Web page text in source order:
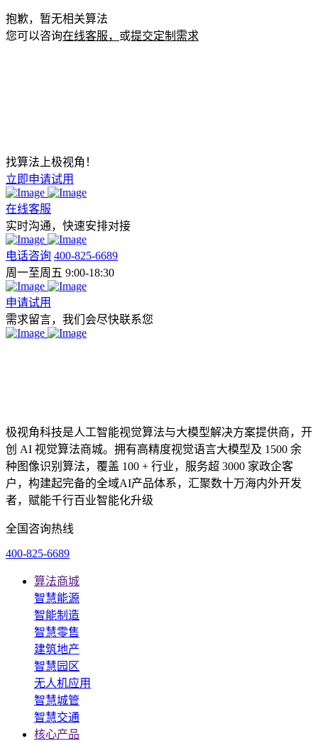
抱歉，暂无相关算法
您可以咨询在线客服， 或提交定制需求
找算法上极视角！
立即申请试用
在线客服
实时沟通，快速安排对接
电话咨询 400-825-6689
周一至周五 9:00-18:30
申请试用
需求留言，我们会尽快联系您
极视角科技是人工智能视觉算法与大模型解决方案提供商，开
创 AI 视觉算法商城。拥有高精度视觉语言大模型及 1500 余
种图像识别算法，覆盖 100 + 行业，服务超 3000 家政企客
户，构建起完备的全域AI产品体系，汇聚数十万海内外开发
者，赋能千行百业智能化升级
全国咨询热线
400-825-6689
算法商城
智慧能源
智能制造
智慧零售
建筑地产
智慧园区
无人机应用
智慧城管
智慧交通
核心产品